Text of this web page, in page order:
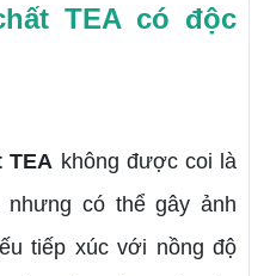
TEA có độc
TEA không được coi là
có thể gây ảnh
tiếp xúc với nồng độ